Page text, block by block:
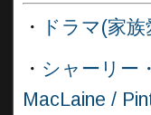
・
ドラマ(家族
・ シャーリー
MacLaine /